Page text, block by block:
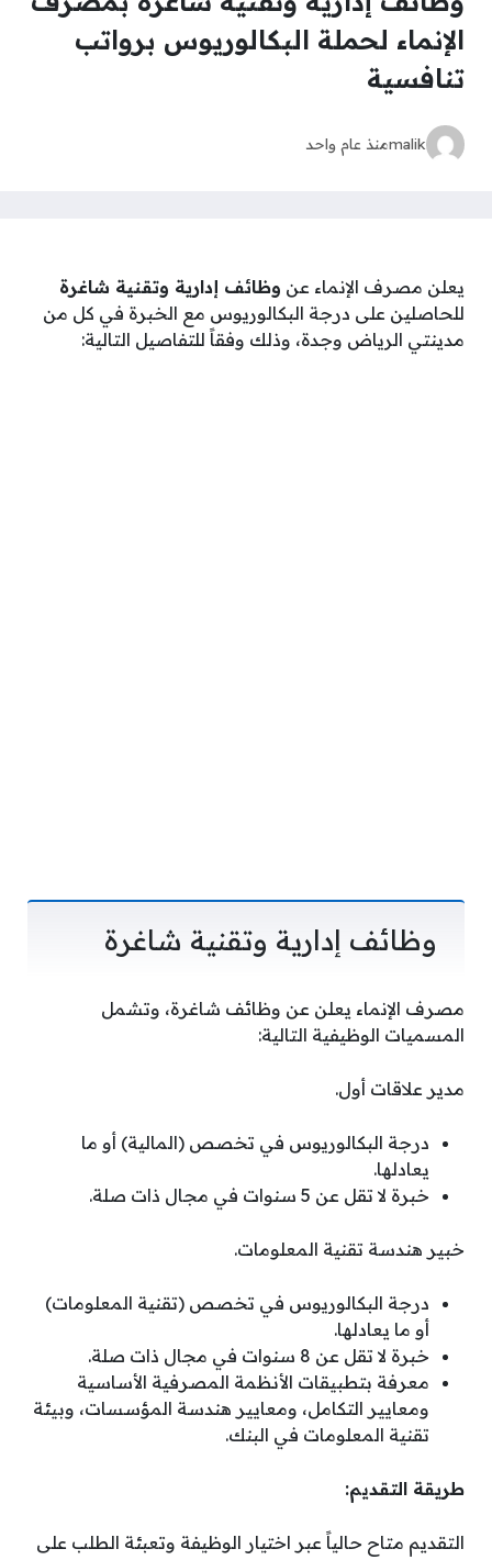
الإنماء لحملة البكالوريوس برواتب
تنافسية
malikمنذ عام واحد
يعلن مصرف الإنماء عن وظائف إدارية وتقنية شاغرة
للحاصلين على درجة البكالوريوس مع الخبرة في كل من
مدينتي الرياض وجدة، وذلك وفقاً للتفاصيل التالية:
وظائف إدارية وتقنية شاغرة
مصرف الإنماء يعلن عن وظائف شاغرة، وتشمل
المسميات الوظيفية التالية:
مدير علاقات أول.
درجة البكالوريوس في تخصص (المالية) أو ما
يعادلها.
خبرة لا تقل عن 5 سنوات في مجال ذات صلة.
خبير هندسة تقنية المعلومات.
درجة البكالوريوس في تخصص (تقنية المعلومات)
أو ما يعادلها.
خبرة لا تقل عن 8 سنوات في مجال ذات صلة.
معرفة بتطبيقات الأنظمة المصرفية الأساسية
ومعايير التكامل، ومعايير هندسة المؤسسات، وبيئة
تقنية المعلومات في البنك.
طريقة التقديم:
التقديم متاح حالياً عبر اختيار الوظيفة وتعبئة الطلب على